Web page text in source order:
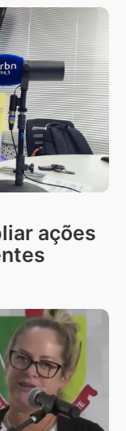
ações